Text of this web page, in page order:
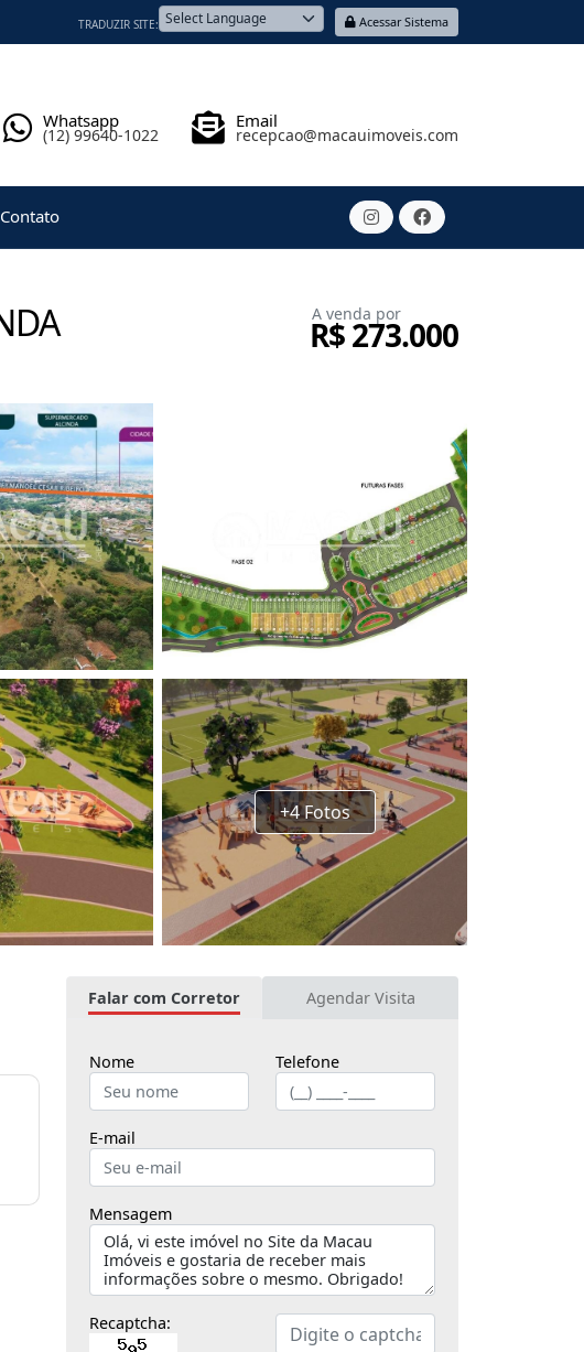
Acessar Sistema
TRADUZIR SITE:
Email
recepcao@macauimoveis.com
Whatsapp
(12) 99640-1022
Contato
A venda por
R$ 273.000
+4 Fotos
Falar com Corretor Agendar Visita
Nome Telefone
E-mail
Mensagem
Recaptcha: